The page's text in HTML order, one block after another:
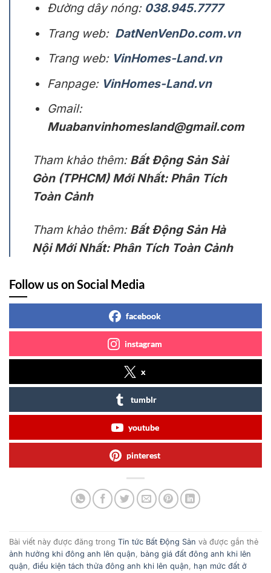
Đường dây nóng: 038.945.7777
Trang web: DatNenVenDo.com.vn
Trang web: VinHomes-Land.vn
Fanpage: VinHomes-Land.vn
Gmail:
Muabanvinhomesland@gmail.com
Tham khảo thêm: Bất Động Sản Sài
Gòn (TPHCM) Mới Nhất: Phân Tích
Toàn Cảnh
Tham khảo thêm: Bất Động Sản Hà
Nội Mới Nhất: Phân Tích Toàn Cảnh
Follow us on Social Media
facebook
instagram
x
tumblr
youtube
pinterest
Bài viết này được đăng trong Tin tức Bất Động Sản và được gắn thẻ
ảnh hưởng khi đông anh lên quận, bảng giá đất đông anh khi lên
quận, điều kiện tách thửa đông anh khi lên quận, hạn mức đất ở